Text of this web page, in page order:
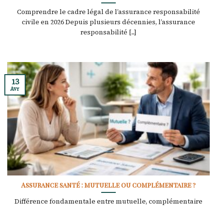
Comprendre le cadre légal de l’assurance responsabilité
civile en 2026 Depuis plusieurs décennies, l’assurance
responsabilité [...]
Assurance santé : mutuelle ou complémentaire ?
Différence fondamentale entre mutuelle, complémentaire
13
Avr